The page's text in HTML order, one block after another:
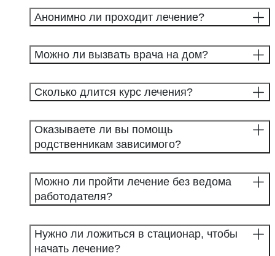
Анонимно ли проходит лечение?
Можно ли вызвать врача на дом?
Сколько длится курс лечения?
Оказываете ли вы помощь
родственникам зависимого?
Можно ли пройти лечение без ведома
работодателя?
Нужно ли ложиться в стационар, чтобы
начать лечение?